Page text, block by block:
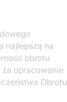
najlepszą na
obrotu
opracowanie
Obrotu